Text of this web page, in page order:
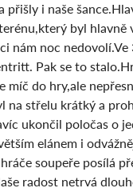
i naše
byl hlavně
nám noc
Pak se to
do hry,ale
na střelu krátký a
ukončil poločas o
elánem i
soupeře posílá
radost netrvá